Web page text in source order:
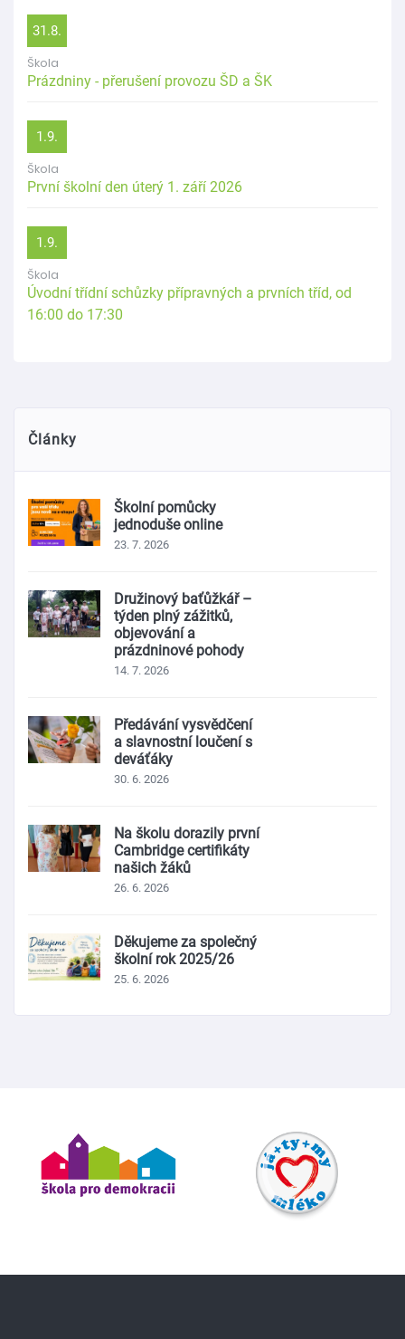
31.8.
Škola
Prázdniny - přerušení provozu ŠD a ŠK
1.9.
Škola
První školní den úterý 1. září 2026
1.9.
Škola
Úvodní třídní schůzky přípravných a prvních tříd, od
16:00 do 17:30
Články
Školní pomůcky
jednoduše online
23. 7. 2026
Družinový baťůžkář –
týden plný zážitků,
objevování a
prázdninové pohody
14. 7. 2026
Předávání vysvědčení
a slavnostní loučení s
deváťáky
30. 6. 2026
Na školu dorazily první
Cambridge certifikáty
našich žáků
26. 6. 2026
Děkujeme za společný
školní rok 2025/26
25. 6. 2026